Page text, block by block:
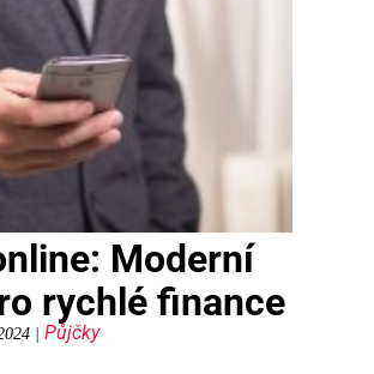
Moderní
rychlé finance
| Půjčky